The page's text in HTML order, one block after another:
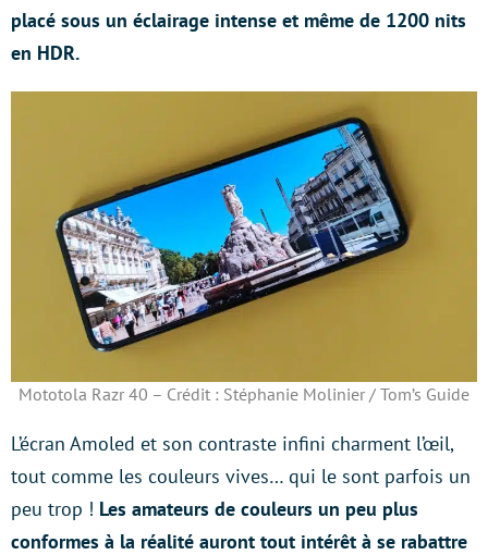
placé sous un éclairage intense et même de 1200 nits
en HDR.
Mototola Razr 40 – Crédit : Stéphanie Molinier / Tom’s Guide
L’écran Amoled et son contraste infini charment l’œil,
tout comme les couleurs vives… qui le sont parfois un
peu trop ! Les amateurs de couleurs un peu plus
conformes à la réalité auront tout intérêt à se rabattre